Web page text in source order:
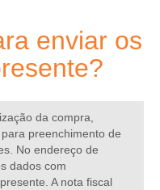
enviar os
da compra,
preenchimento de
No endereço de
dados com
A nota fiscal